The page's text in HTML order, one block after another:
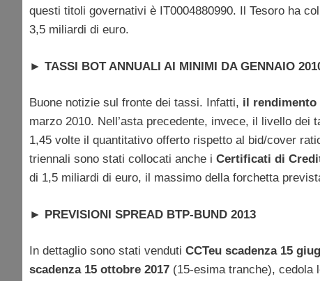
questi titoli governativi è IT0004880990. Il Tesoro ha
3,5 miliardi di euro.
► TASSI BOT ANNUALI AI MINIMI DA GENNAIO
Buone notizie sul fronte dei tassi. Infatti, il rendimento
marzo 2010. Nell’asta precedente, invece, il livello
1,45 volte il quantitativo offerto rispetto al bid/cover
triennali sono stati collocati anche i Certificati di
di 1,5 miliardi di euro, il massimo della forchetta
► PREVISIONI SPREAD BTP-BUND 2013
In dettaglio sono stati venduti CCTeu scadenza 15
scadenza 15 ottobre 2017 (15-esima tranche), cedola